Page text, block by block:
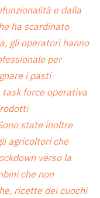
e dalla
ha scardinato
gli operatori hanno
per
i pasti
force operativa
state inoltre
agricoltori che
verso la
che non
ricette dei cuochi